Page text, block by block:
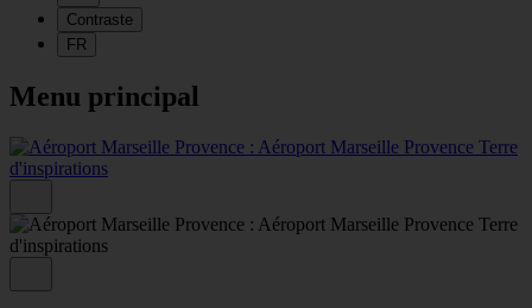
Contraste
FR
Menu principal